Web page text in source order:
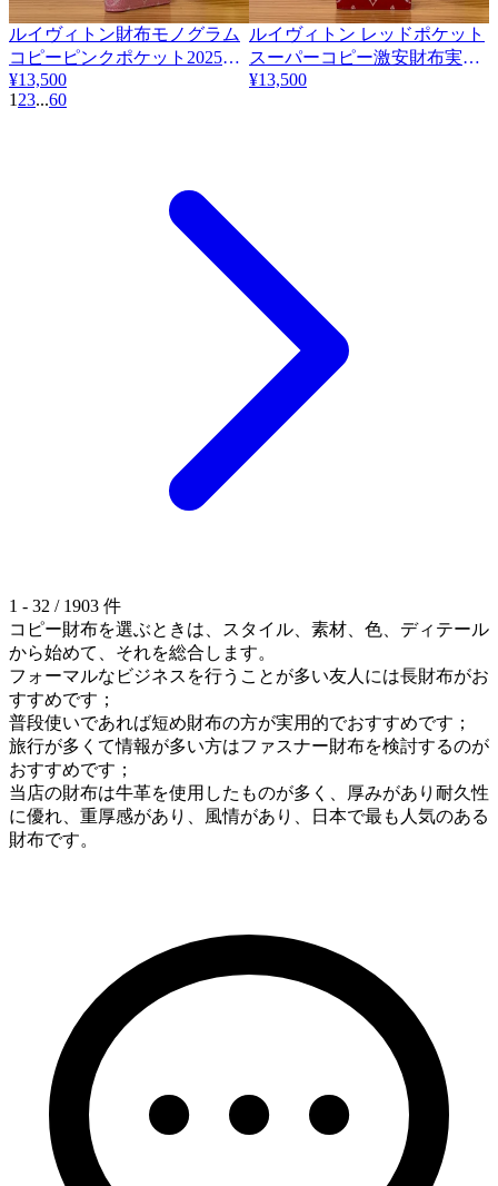
ルイヴィトン財布モノグラム
コピーピンクポケット2025新
着入荷 M26072-1
¥13,500
ルイヴィトン レッドポケット
スーパーコピー激安財布実物
写真100% M26072
¥13,500
1 23...60
1 - 32 / 1903 件
コピー財布を選ぶときは、スタイル、素材、色、ディテール
から始めて、それを総合します。
フォーマルなビジネスを行うことが多い友人には長財布がお
すすめです；
普段使いであれば短め財布の方が実用的でおすすめです；
旅行が多くて情報が多い方はファスナー財布を検討するのが
おすすめです；
当店の財布は牛革を使用したものが多く、厚みがあり耐久性
に優れ、重厚感があり、風情があり、日本で最も人気のある
財布です。